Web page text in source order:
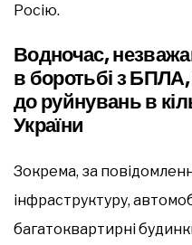
Росію.
Водночас,
в боротьбі з
до руйнувань в
України
Зокрема, за
інфраструктуру,
багатоквартирні